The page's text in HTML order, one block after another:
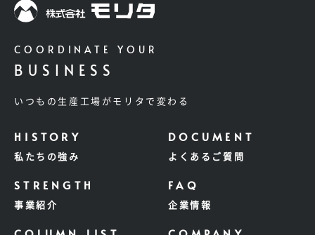
COORDINATE YOUR
BUSINESS
いつもの生産工場がモリタで変わる
私たちの強み
事業紹介
よくあるご質問
企業情報